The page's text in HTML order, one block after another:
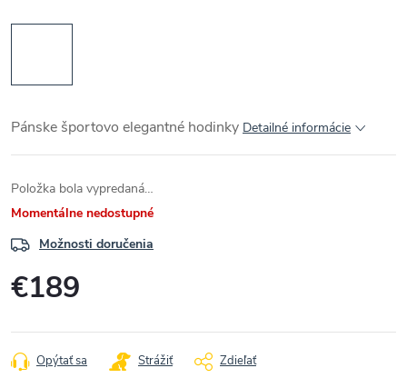
Pánske športovo elegantné hodinky Detailné informácie
Položka bola vypredaná…
Momentálne nedostupné
Možnosti doručenia
€189
cena:
Opýtať sa Strážiť Zdieľať